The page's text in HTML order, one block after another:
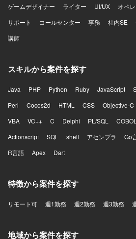
ゲームデザイナー
ライター UI/UX オペ
サポート
コールセンター 事務 社内SE
講師
スキルから案件を探す
Java PHP Python Ruby JavaScript
Perl
Cocos2d HTML CSS Objective-C
VBA
VC++ C Delphi PL/SQL COBOL
Actionscript
SQL shell アセンブラ Go
R言語
Apex Dart
特徴から案件を探す
リモート可 週1勤務 週2勤務 週3勤務
地域から案件を探す